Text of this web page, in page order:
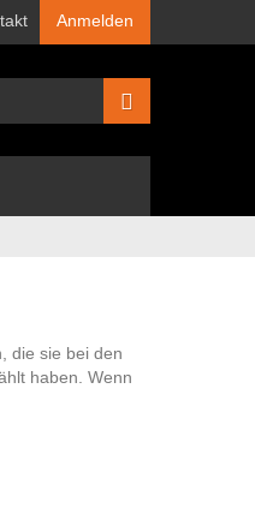
Anmelden
die sie bei den
haben. Wenn